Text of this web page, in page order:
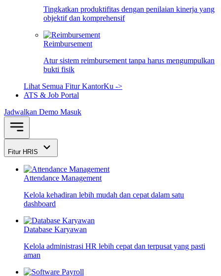
Tingkatkan produktifitas dengan penilaian kinerja yang
objektif dan komprehensif
Reimbursement
Atur sistem reimbursement tanpa harus mengumpulkan
bukti fisik
Lihat Semua Fitur KantorKu ->
ATS & Job Portal
Jadwalkan Demo Masuk
Fitur HRIS
Attendance Management
Kelola kehadiran lebih mudah dan cepat dalam satu
dashboard
Database Karyawan
Kelola administrasi HR lebih cepat dan terpusat yang pasti
aman